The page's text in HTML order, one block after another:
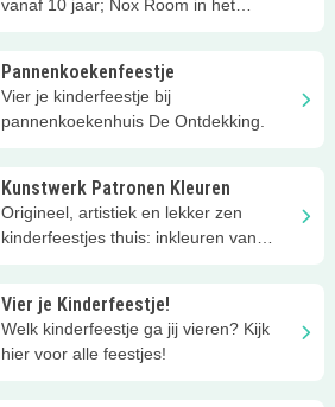
vanaf 10 jaar; Nox Room in het
Pannenkoekenfeestje
Vier je kinderfeestje bij
pannenkoekenhuis De Ontdekking.
Kunstwerk Patronen Kleuren
Origineel, artistiek en lekker zen
kinderfeestjes thuis: inkleuren van
Vier je Kinderfeestje!
Welk kinderfeestje ga jij vieren? Kijk
hier voor alle feestjes!